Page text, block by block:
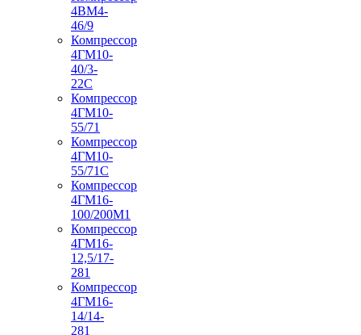
4ВМ4-
46/9
Компрессор
4ГМ10-
40/3-
22С
Компрессор
4ГМ10-
55/71
Компрессор
4ГМ10-
55/71С
Компрессор
4ГМ16-
100/200М1
Компрессор
4ГМ16-
12,5/17-
281
Компрессор
4ГМ16-
14/14-
281